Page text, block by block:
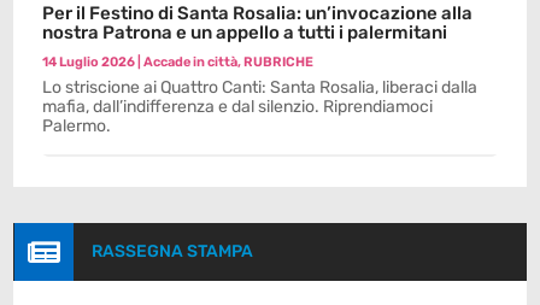
Per il Festino di Santa Rosalia: un’invocazione alla
nostra Patrona e un appello a tutti i palermitani
14 Luglio 2026 |Accade in città,RUBRICHE
Lo striscione ai Quattro Canti: Santa Rosalia, liberaci dalla
mafia, dall’indifferenza e dal silenzio. Riprendiamoci
Palermo.
 RASSEGNA STAMPA